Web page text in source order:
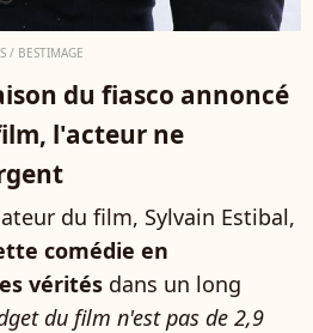
/ BESTIMAGE
du fiasco annoncé
l'acteur ne
du film, Sylvain Estibal,
comédie en
vérités dans un long
du film n'est pas de 2,9